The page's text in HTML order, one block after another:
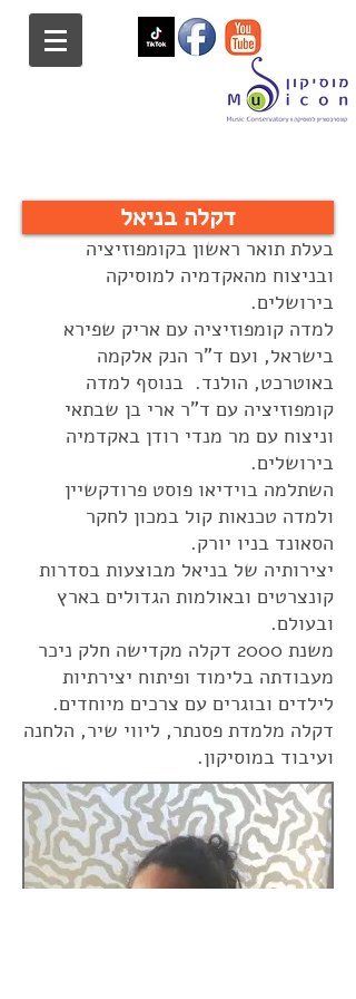
דקלה בניאל
בעלת תואר ראשון בקומפוזיציה
ובניצוח מהאקדמיה למוסיקה
בירושלים.
למדה קומפוזיציה עם אריק שפירא
בישראל, ועם ד"ר הנק אלקמה
באוטרכט, הולנד. בנוסף למדה
קומפוזיציה עם ד"ר ארי בן שבתאי
וניצוח עם מר מנדי רודן באקדמיה
בירושלים.
השתלמה בוידיאו פוסט פרודקשיין
ולמדה טכנאות קול במכון לחקר
הסאונד בניו יורק.
יצירותיה של בניאל מבוצעות בסדרות
קונצרטים ובאולמות הגדולים בארץ
ובעולם.
משנת 2000 דקלה מקדישה חלק ניכר
מעבודתה בלימוד ופיתוח יצירתיות
לילדים ובוגרים עם צרכים מיוחדים.
דקלה מלמדת פסנתר, ליווי שיר, הלחנה
ועיבוד במוסיקון.